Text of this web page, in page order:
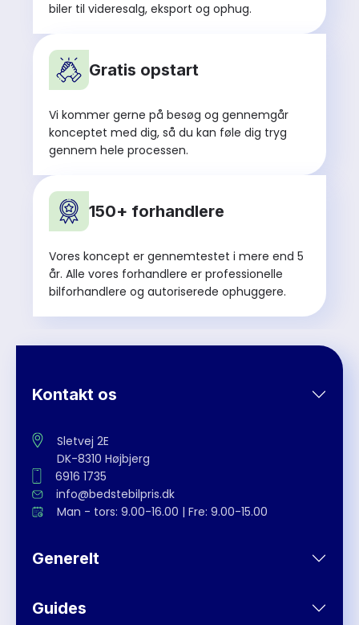
biler til videresalg, eksport og ophug.
Gratis opstart
Vi kommer gerne på besøg og gennemgår
konceptet med dig, så du kan føle dig tryg
gennem hele processen.
150+ forhandlere
Vores koncept er gennemtestet i mere end 5
år. Alle vores forhandlere er professionelle
bilforhandlere og autoriserede ophuggere.
Kontakt os
Sletvej 2E
DK-8310 Højbjerg
6916 1735
info@bedstebilpris.dk
Man - tors: 9.00-16.00 | Fre: 9.00-15.00
Generelt
Guides